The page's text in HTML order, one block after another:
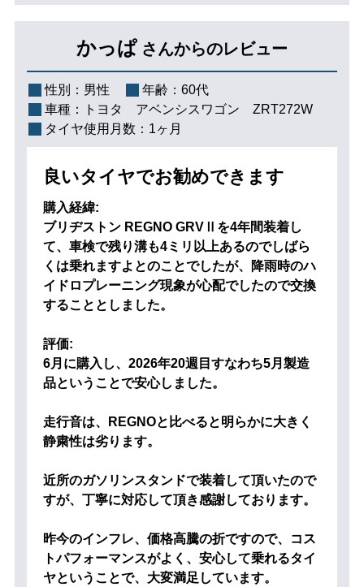
かっぱ さんからのレビュー
性別： 男性 年齢： 60代
車種：
トヨタ アベンシスワゴン ZRT272W
タイヤ使用月数： 1ヶ月
良いタイヤでお勧めできます
購入経緯:
ブリヂストン REGNO GRVⅡを4年間装着し
て、車検で残り溝も4ミリ以上あるのでしばら
くは乗れますよとのことでしたが、降雨時のハ
イドロプレーニング現象が心配でしたので交換
することとしました。
評価:
6月に購入し、2026年20週目すなわち5月製造
品ということで安心しました。
走行音は、REGNOと比べると明らかに大きく
静粛性は劣ります。
近所のガソリンスタンドで装着して頂いたので
すが、丁寧に対応して頂き感謝しております。
昨今のインフレ、価格高騰の折ですので、コス
トパフォーマンスがよく、安心して乗れるタイ
ヤということで、大変満足しています。